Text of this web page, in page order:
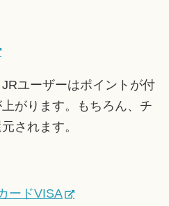
ユーザーはポイントが付
がります。もちろん、チ
されます。
ードVISA